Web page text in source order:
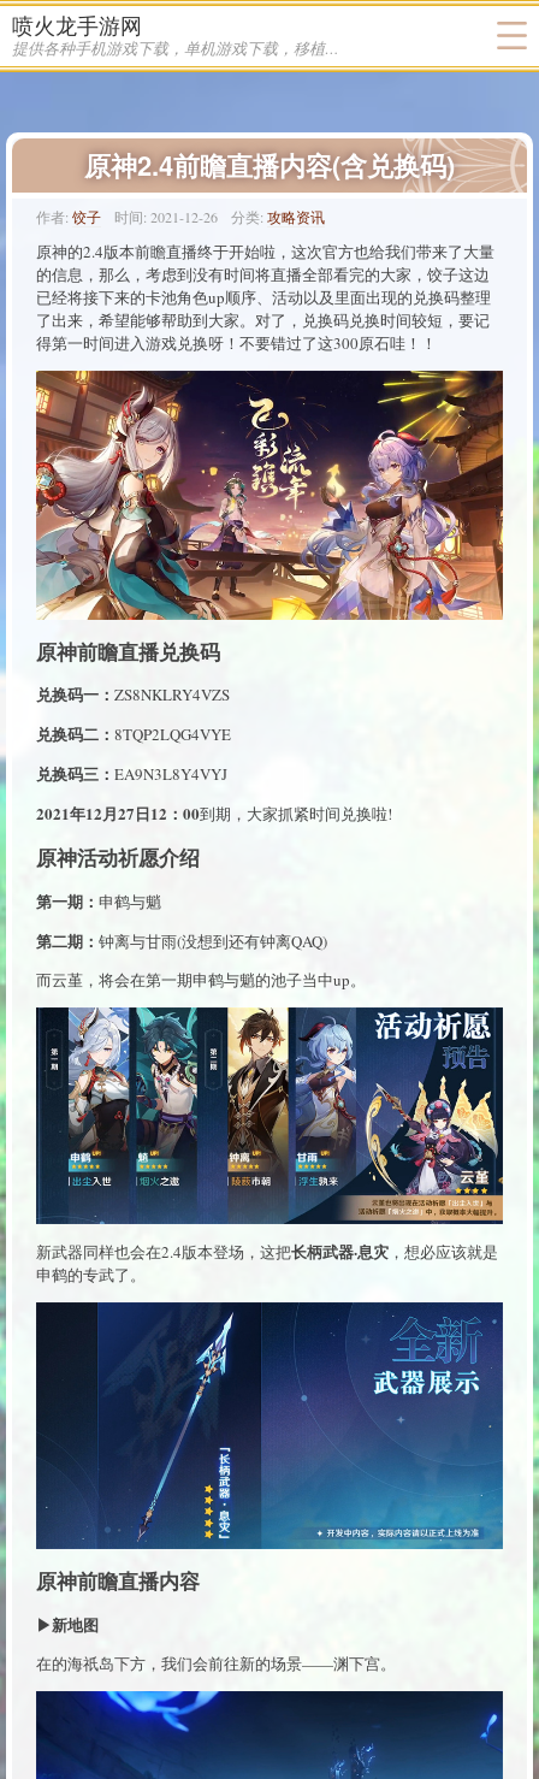
喷火龙手游网
提供各种手机游戏下载，单机游戏下载，移植游戏下载
原神2.4前瞻直播内容(含兑换码)
作者: 饺子 时间: 2021-12-26 分类: 攻略资讯
原神的2.4版本前瞻直播终于开始啦，这次官方也给我们带来了大量
的信息，那么，考虑到没有时间将直播全部看完的大家，饺子这边
已经将接下来的卡池角色up顺序、活动以及里面出现的兑换码整理
了出来，希望能够帮助到大家。对了，兑换码兑换时间较短，要记
得第一时间进入游戏兑换呀！不要错过了这300原石哇！！
原神前瞻直播兑换码
兑换码一： ZS8NKLRY4VZS
兑换码二： 8TQP2LQG4VYE
兑换码三： EA9N3L8Y4VYJ
2021年12月27日12：00到期，大家抓紧时间兑换啦!
原神活动祈愿介绍
第一期： 申鹤与魈
第二期： 钟离与甘雨(没想到还有钟离QAQ)
而云堇，将会在第一期申鹤与魈的池子当中up。
新武器同样也会在2.4版本登场，这把长柄武器·息灾 ，想必应该就是
申鹤的专武了。
原神前瞻直播内容
▶新地图
在的海祇岛下方，我们会前往新的场景——渊下宫。